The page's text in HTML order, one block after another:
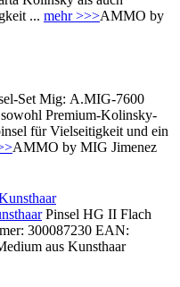
... mehr >>>AMMO by
Set Mig: A.MIG-7600
Premium-Kolinsky-
für Vielseitigkeit und ein
AMMO by MIG Jimenez
Pinsel HG II Flach
300087230 EAN:
aus Kunsthaar